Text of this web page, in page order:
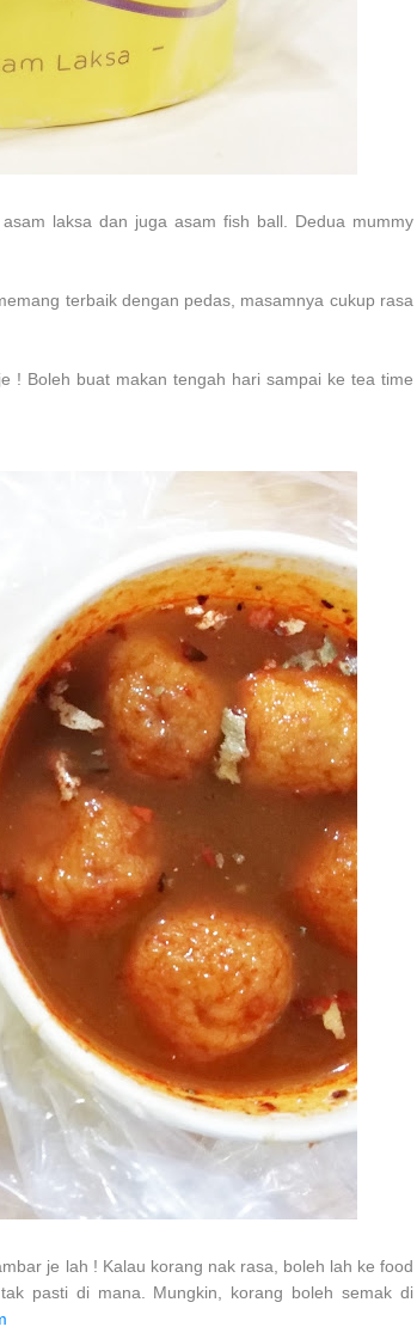
laksa dan juga asam fish ball. Dedua mummy
terbaik dengan pedas, masamnya cukup rasa
! Boleh buat makan tengah hari sampai ke tea time
je lah ! Kalau korang nak rasa, boleh lah ke food
pasti di mana. Mungkin, korang boleh semak di